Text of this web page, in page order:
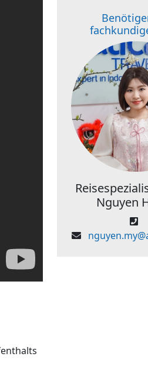
Nguyen